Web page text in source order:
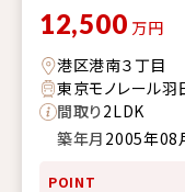
12,500 万円
港区港南３丁目
東京モノレール
間取り2LDK
築年月 2005年08
POINT